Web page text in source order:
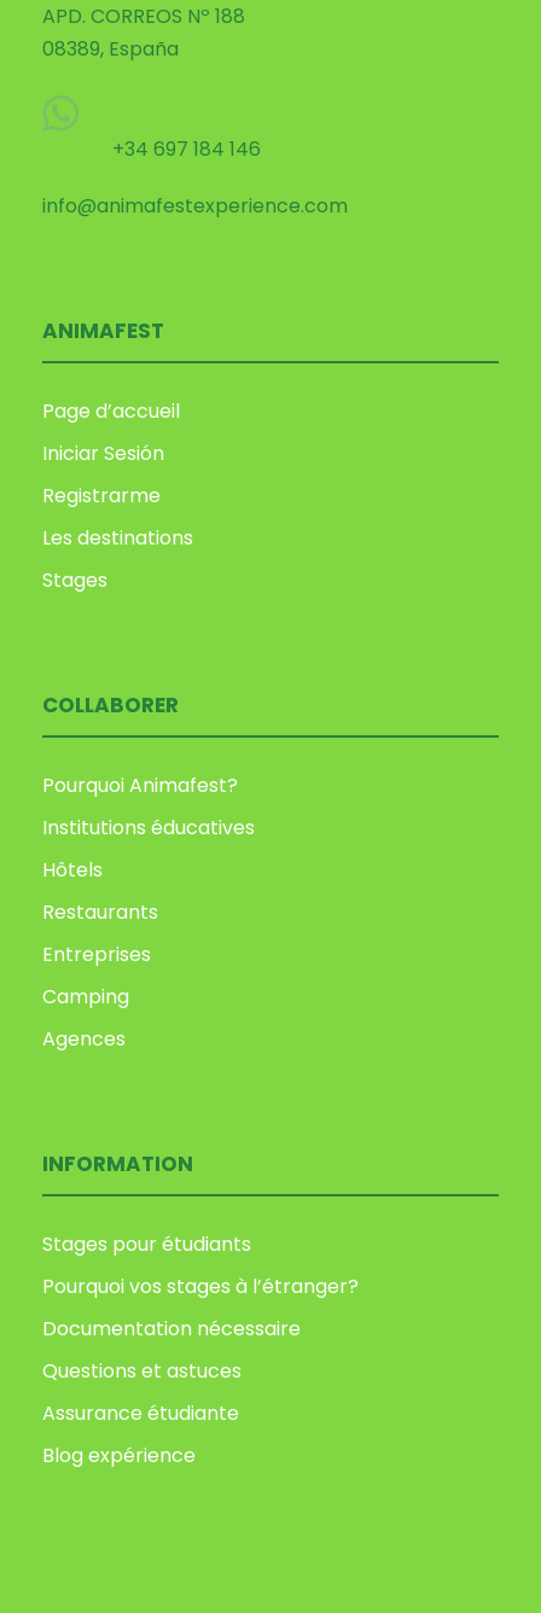
APD. CORREOS Nº 188
08389, España
+34 697 184 146
info@animafestexperience.com
ANIMAFEST
Page d’accueil
Iniciar Sesión
Registrarme
Les destinations
Stages
COLLABORER
Pourquoi Animafest?
Institutions éducatives
Hôtels
Restaurants
Entreprises
Camping
Agences
INFORMATION
Stages pour étudiants
Pourquoi vos stages à l’étranger?
Documentation nécessaire
Questions et astuces
Assurance étudiante
Blog expérience